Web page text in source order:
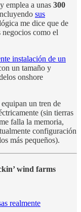
emplea a unas 300
sus
me dice que de
negocios como el
instalación de un
un tamaño y
onshore
un tren de
(sin tierras
falla la memoria,
configuración
más pequeños).
wind farms
realmente